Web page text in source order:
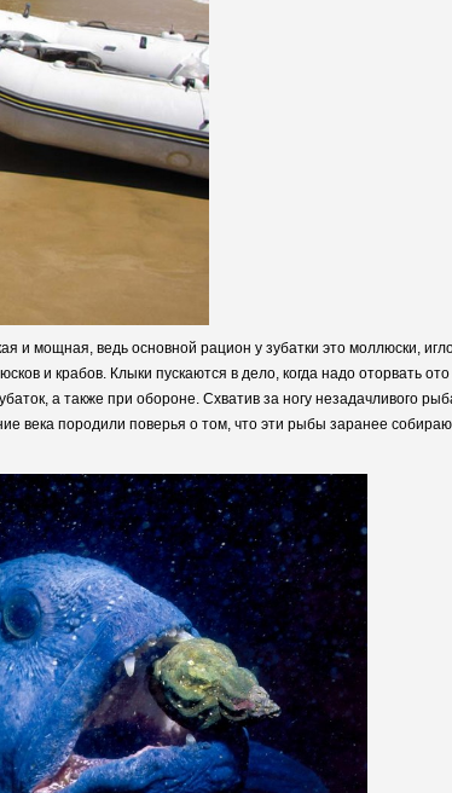
и мощная, ведь основной рацион у зубатки это моллюски,
и крабов. Клыки пускаются в дело, когда надо оторвать
а также при обороне. Схватив за ногу незадачливого
века породили поверья о том, что эти рыбы заранее